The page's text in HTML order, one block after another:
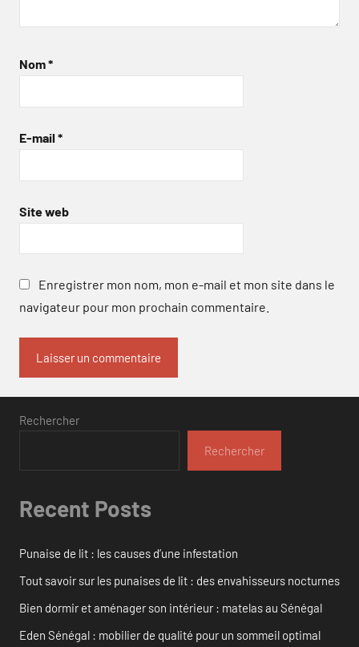
Nom*
E-mail *
Site web
Enregistrer mon nom, mon e-mail et mon site dans le
navigateur pour mon prochain commentaire.
Rechercher
Rechercher
Recent Posts
Punaise de lit : les causes d’une infestation
Tout savoir sur les punaises de lit : des envahisseurs nocturnes
Bien dormir et aménager son intérieur : matelas au Sénégal
Eden Sénégal : mobilier de qualité pour un sommeil optimal